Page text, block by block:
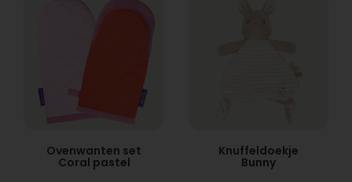
Ovenwanten set
Coral pastel
Knuffeldoekje
Bunny